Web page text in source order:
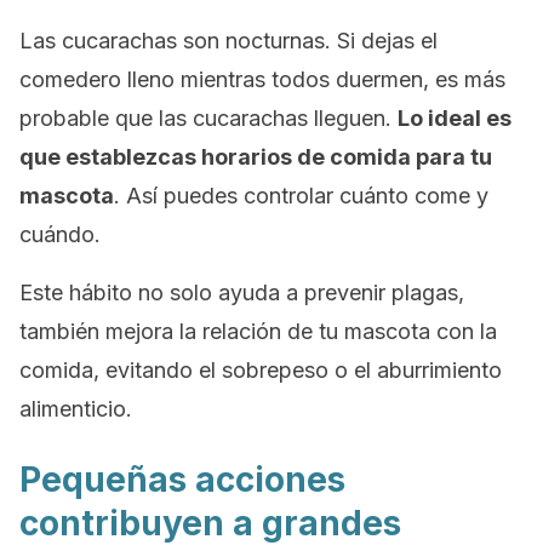
Las cucarachas son nocturnas. Si dejas el
comedero lleno mientras todos duermen, es más
probable que las cucarachas lleguen. Lo ideal es
que establezcas horarios de comida para tu
mascota. Así puedes controlar cuánto come y
cuándo.
Este hábito no solo ayuda a prevenir plagas,
también mejora la relación de tu mascota con la
comida, evitando el sobrepeso o el aburrimiento
alimenticio.
Pequeñas acciones
contribuyen a grandes